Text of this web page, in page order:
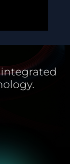
integrated